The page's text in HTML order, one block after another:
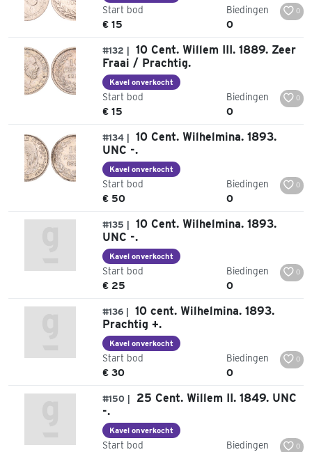
Start bod
€ 15
Biedingen
0
0
#132 |
10 Cent. Willem III. 1889. Zeer
Fraai / Prachtig.
Kavel onverkocht
Start bod
€ 15
Biedingen
0
0
#134 |
10 Cent. Wilhelmina. 1893.
UNC -.
Kavel onverkocht
Start bod
€ 50
Biedingen
0
0
#135 |
10 Cent. Wilhelmina. 1893.
UNC -.
Kavel onverkocht
Start bod
€ 25
Biedingen
0
0
#136 |
10 cent. Wilhelmina. 1893.
Prachtig +.
Kavel onverkocht
Start bod
€ 30
Biedingen
0
0
#150 |
25 Cent. Willem II. 1849. UNC
-.
Kavel onverkocht
Start bod Biedingen 0